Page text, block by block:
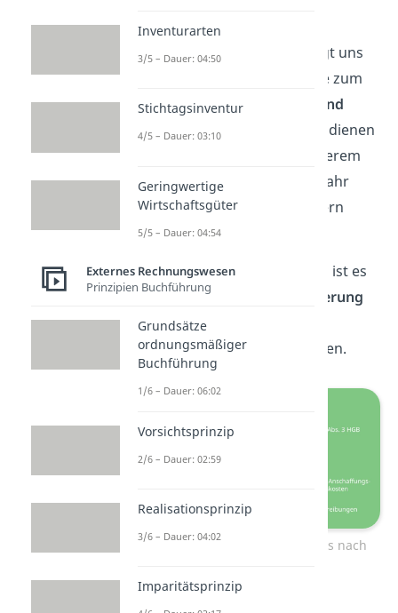
Das
Anlagengitter
jedoch legt uns
auch andere Werte offen, wie zum
BeispielZugänge, Abgänge und
Umbuchungen
. Diese Zahlen dienen
Unternehmen, um unter anderem
festzustellen, wie viel dieses Jahr
investiert wurde oder inwiefern
schon abgeschrieben wurde.
Aufgabe des Anlagenspiegels ist es
also diewertmäßige Veränderung
aller Positionen des
Anlagevermögens
darzustellen.
Positionen des Anlagenspiegels nach
Inventurarten
3/5 – Dauer: 04:50
Stichtagsinventur
4/5 – Dauer: 03:10
Geringwertige
Wirtschaftsgüter
5/5 – Dauer: 04:54
Externes Rechnungswesen
Prinzipien Buchführung
Grundsätze
ordnungsmäßiger
Buchführung
1/6 – Dauer: 06:02
Vorsichtsprinzip
2/6 – Dauer: 02:59
Realisationsprinzip
3/6 – Dauer: 04:02
Imparitätsprinzip